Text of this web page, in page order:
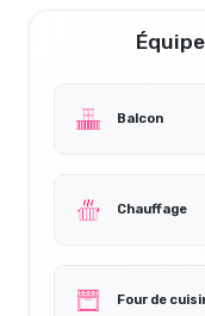
Balcon
Chauffage
Four de